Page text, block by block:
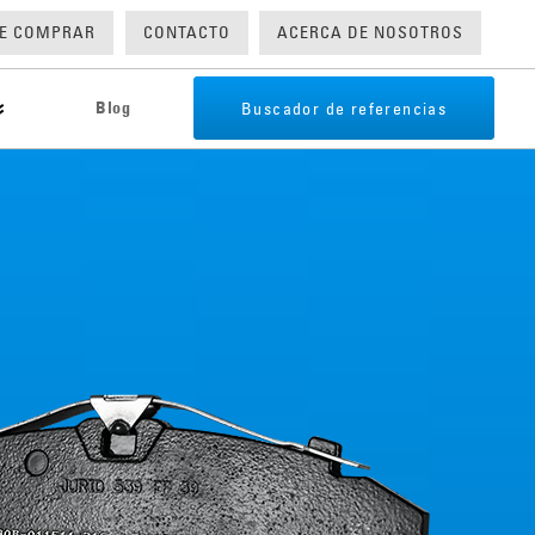
COMPRAR CONTACTO ACERCA DE NOSOTROS
Blog Buscador de referencias